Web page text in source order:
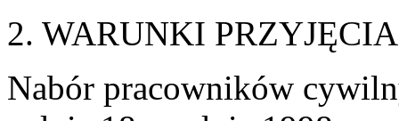
2. WARUNKI
Nabór pracowników